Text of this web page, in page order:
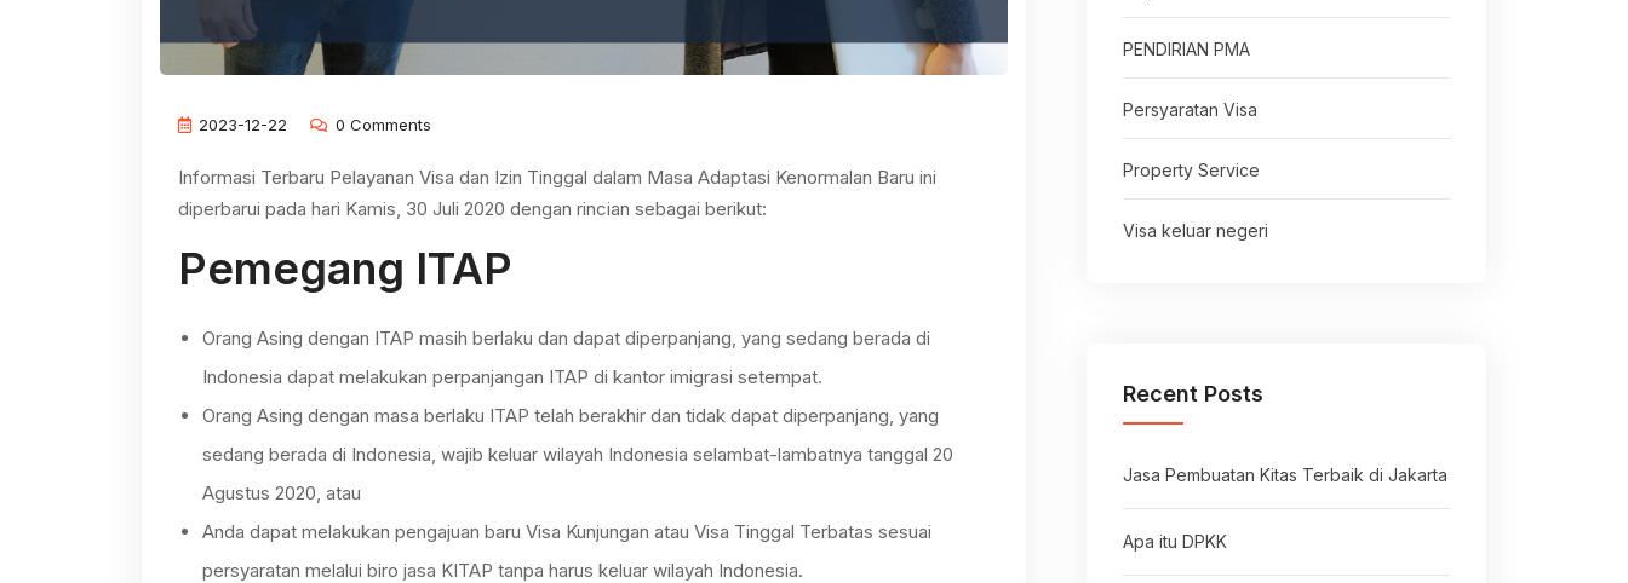
2023-12-22 0 Comments
Informasi Terbaru Pelayanan Visa dan Izin Tinggal dalam Masa Adaptasi Kenormalan Baru ini
diperbarui pada hari Kamis, 30 Juli 2020 dengan rincian sebagai berikut:
Pemegang ITAP
Orang Asing dengan ITAP masih berlaku dan dapat diperpanjang, yang sedang berada di
Indonesia dapat melakukan perpanjangan ITAP di kantor imigrasi setempat.
Orang Asing dengan masa berlaku ITAP telah berakhir dan tidak dapat diperpanjang, yang
sedang berada di Indonesia, wajib keluar wilayah Indonesia selambat-lambatnya tanggal 20
Agustus 2020, atau
Anda dapat melakukan pengajuan baru Visa Kunjungan atau Visa Tinggal Terbatas sesuai
persyaratan melalui biro jasa KITAP tanpa harus keluar wilayah Indonesia.
PENDIRIAN PMA
Persyaratan Visa
Property Service
Visa keluar negeri
Recent Posts
Jasa Pembuatan Kitas Terbaik di Jakarta
Apa itu DPKK